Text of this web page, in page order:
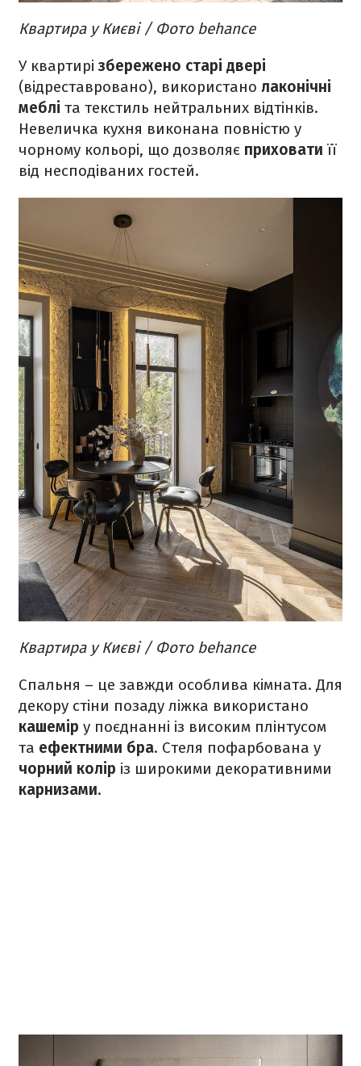
Квартира у Києві / Фото behance
У квартирізбережено старі двері
(відреставровано), використано лаконічні
меблі та текстиль нейтральних відтінків.
Невеличка кухня виконана повністю у
чорному кольорі, що дозволяє приховати її
від несподіваних гостей.
Квартира у Києві / Фото behance
Спальня – це завжди особлива кімната. Для
декору стіни позаду ліжка використано
кашемір у поєднанні із високим плінтусом
та ефектними бра. Стеля пофарбована у
чорний колір із широкими декоративними
карнизами.